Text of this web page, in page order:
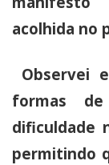
acolhida no
Observei
formas
dificuldade
permitindo